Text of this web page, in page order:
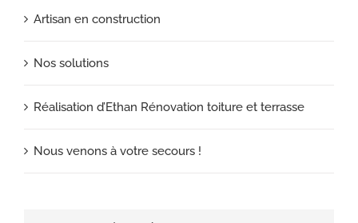
Artisan en construction
Nos solutions
Réalisation d’Ethan Rénovation toiture et terrasse
Nous venons à votre secours !